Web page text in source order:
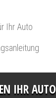
Ihr Auto
IHR AUTO